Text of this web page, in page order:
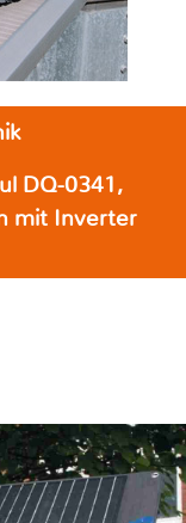
DQ-0341,
mit Inverter